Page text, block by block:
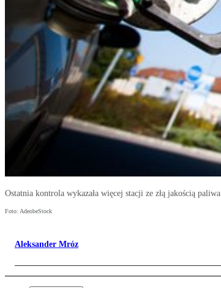
Ostatnia kontrola wykazała więcej stacji ze złą jakością paliwa
Foto: AdeobeStock
Aleksander Mróz